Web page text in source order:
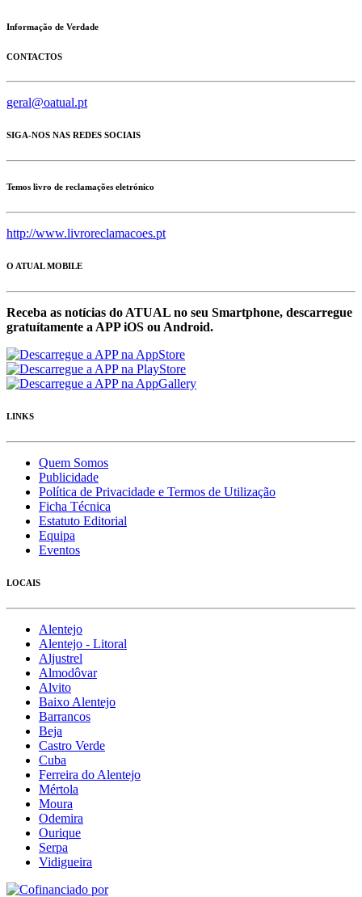
Informação de Verdade
CONTACTOS
geral@oatual.pt
SIGA-NOS NAS REDES SOCIAIS
Temos livro de reclamações eletrónico
http://www.livroreclamacoes.pt
O ATUAL MOBILE
Receba as notícias do ATUAL no seu Smartphone, descarregue
gratuítamente a APP iOS ou Android.
LINKS
Quem Somos
Publicidade
Política de Privacidade e Termos de Utilização
Ficha Técnica
Estatuto Editorial
Equipa
Eventos
LOCAIS
Alentejo
Alentejo - Litoral
Aljustrel
Almodôvar
Alvito
Baixo Alentejo
Barrancos
Beja
Castro Verde
Cuba
Ferreira do Alentejo
Mértola
Moura
Odemira
Ourique
Serpa
Vidigueira